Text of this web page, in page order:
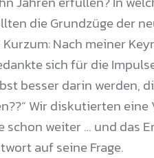
die Grundzüge der
Nach meiner
sich für die
besser darin werden,
Wir diskutierten
schon weiter … und das
auf seine Frage.